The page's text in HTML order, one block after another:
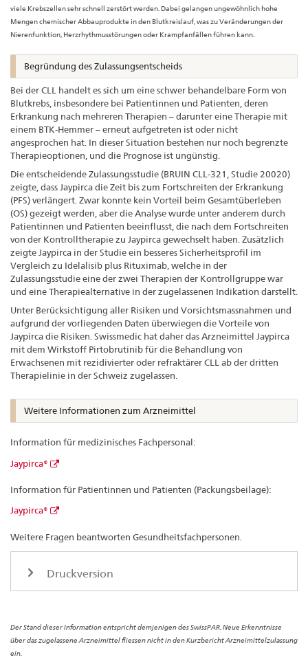
viele Krebszellen sehr schnell zerstört werden. Dabei gelangen ungewöhnlich hohe
Mengen chemischer Abbauprodukte in den Blutkreislauf, was zu Veränderungen der
Nierenfunktion, Herzrhythmusstörungen oder Krampfanfällen führen kann.
Begründung des Zulassungsentscheids
Bei der CLL handelt es sich um eine schwer behandelbare Form von
Blutkrebs, insbesondere bei Patientinnen und Patienten, deren
Erkrankung nach mehreren Therapien – darunter eine Therapie mit
einem BTK-Hemmer – erneut aufgetreten ist oder nicht
angesprochen hat. In dieser Situation bestehen nur noch begrenzte
Therapieoptionen, und die Prognose ist ungünstig.
Die entscheidende Zulassungsstudie (BRUIN CLL-321, Studie 20020)
zeigte, dass Jaypirca die Zeit bis zum Fortschreiten der Erkrankung
(PFS) verlängert. Zwar konnte kein Vorteil beim Gesamtüberleben
(OS) gezeigt werden, aber die Analyse wurde unter anderem durch
Patientinnen und Patienten beeinflusst, die nach dem Fortschreiten
von der Kontrolltherapie zu Jaypirca gewechselt haben. Zusätzlich
zeigte Jaypirca in der Studie ein besseres Sicherheitsprofil im
Vergleich zu Idelalisib plus Rituximab, welche in der
Zulassungsstudie eine der zwei Therapien der Kontrollgruppe war
und eine Therapiealternative in der zugelassenen Indikation darstellt.
Unter Berücksichtigung aller Risiken und Vorsichtsmassnahmen und
aufgrund der vorliegenden Daten überwiegen die Vorteile von
Jaypirca die Risiken. Swissmedic hat daher das Arzneimittel Jaypirca
mit dem Wirkstoff Pirtobrutinib für die Behandlung von
Erwachsenen mit rezidivierter oder refraktärer CLL ab der dritten
Therapielinie in der Schweiz zugelassen.
Weitere Informationen zum Arzneimittel
Information für medizinisches Fachpersonal:
Jaypirca®
Information für Patientinnen und Patienten (Packungsbeilage):
Jaypirca®
Weitere Fragen beantworten Gesundheitsfachpersonen.
Druckversion
Der Stand dieser Information entspricht demjenigen des SwissPAR. Neue Erkenntnisse
über das zugelassene Arzneimittel fliessen nicht in den Kurzbericht Arzneimittelzulassung
ein.